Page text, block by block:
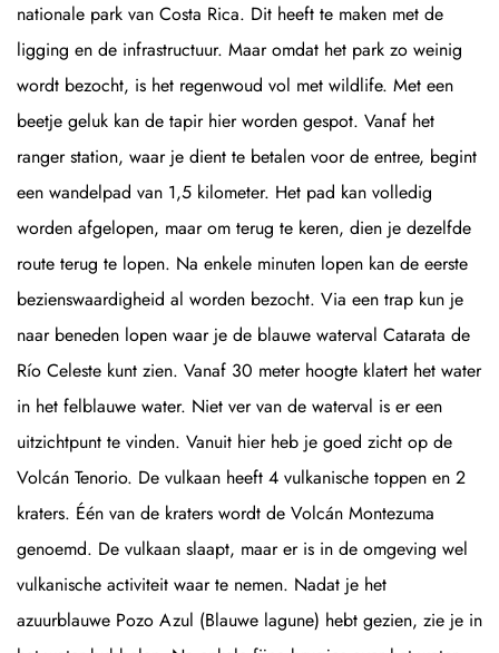
nationale park van Costa Rica. Dit heeft te maken met de
ligging en de infrastructuur. Maar omdat het park zo weinig
wordt bezocht, is het regenwoud vol met wildlife. Met een
beetje geluk kan de tapir hier worden gespot. Vanaf het
ranger station, waar je dient te betalen voor de entree, begint
een wandelpad van 1,5 kilometer. Het pad kan volledig
worden afgelopen, maar om terug te keren, dien je dezelfde
route terug te lopen. Na enkele minuten lopen kan de eerste
bezienswaardigheid al worden bezocht. Via een trap kun je
naar beneden lopen waar je de blauwe waterval Catarata de
Río Celeste kunt zien. Vanaf 30 meter hoogte klatert het water
in het felblauwe water. Niet ver van de waterval is er een
uitzichtpunt te vinden. Vanuit hier heb je goed zicht op de
Volcán Tenorio. De vulkaan heeft 4 vulkanische toppen en 2
kraters. Één van de kraters wordt de Volcán Montezuma
genoemd. De vulkaan slaapt, maar er is in de omgeving wel
vulkanische activiteit waar te nemen. Nadat je het
azuurblauwe Pozo Azul (Blauwe lagune) hebt gezien, zie je in